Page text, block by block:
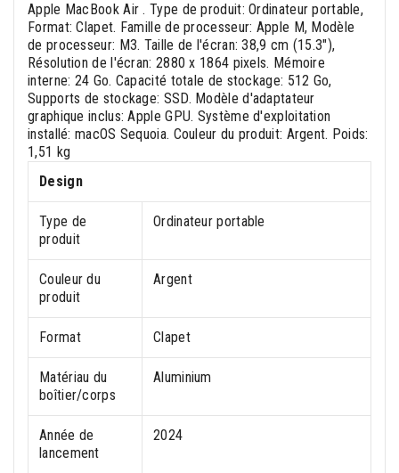
Apple MacBook Air . Type de produit: Ordinateur portable,
Format: Clapet. Famille de processeur: Apple M, Modèle
de processeur: M3. Taille de l'écran: 38,9 cm (15.3"),
Résolution de l'écran: 2880 x 1864 pixels. Mémoire
interne: 24 Go. Capacité totale de stockage: 512 Go,
Supports de stockage: SSD. Modèle d'adaptateur
graphique inclus: Apple GPU. Système d'exploitation
installé: macOS Sequoia. Couleur du produit: Argent. Poids:
1,51 kg
Design
Type de
produit
Ordinateur portable
Couleur du
produit
Argent
Format Clapet
Matériau du
boîtier/corps
Aluminium
Année de
lancement
2024